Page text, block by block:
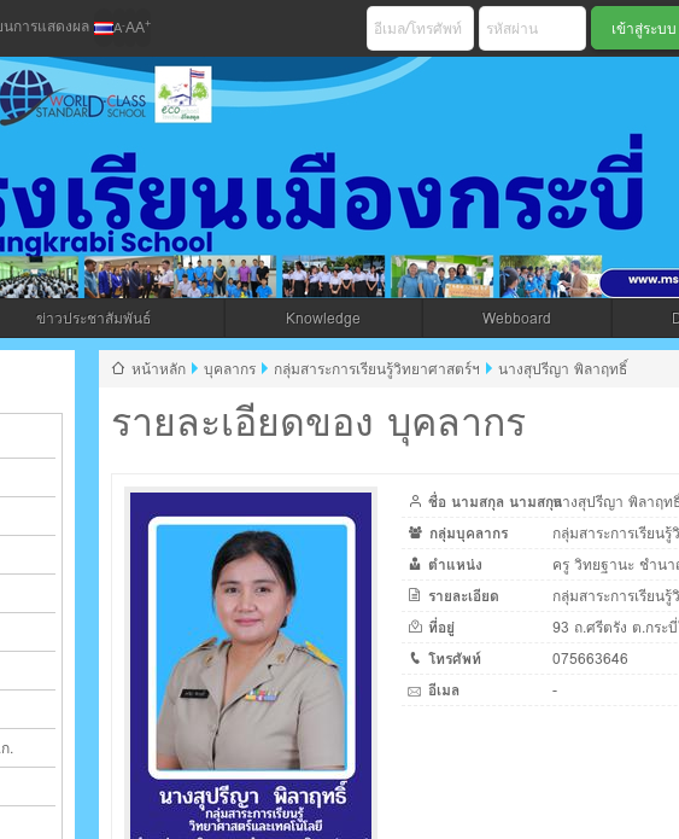
นการแสดงผล A-AA+
นเมืองกระบี่ สพม
(CMS) ด้วย Ajax โดยคนไทย
ข่าวประชาสัมพันธ์ Knowledge Webboard
รายละเอียดของ บุคลากร
หน้าหลัก บุคลากร กลุ่มสาระการเรียนรู้วิทยาศาสตร์ฯ นางสุปรีญา พิลาฤทธิ์
ชื่อ นามสกุล นามสกุลนางสุปรีญา พิลาฤท
กลุ่มบุคลากร
กลุ่มสาระการเรียน
ตำแหน่ง
ครู วิทยฐานะ ชำน
รายละเอียด
กลุ่มสาระการเรียน
ที่อยู่
93 ถ.ศรีตรัง ต.กระ
โทรศัพท์
075663646
อีเมล
-
.